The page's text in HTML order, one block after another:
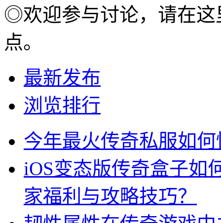
◎欢迎参与讨论，请在这
点。
最新发布
浏览排行
今年最火传奇私服如
iOS变态版传奇盒子如
家福利与攻略技巧？